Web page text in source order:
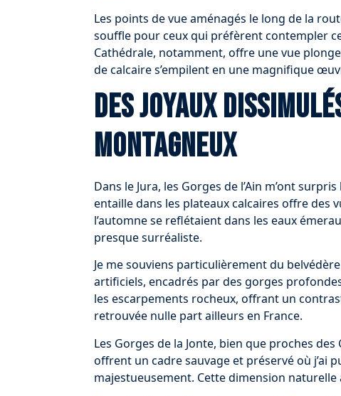
Les points de vue aménagés le long de la
souffle pour ceux qui préfèrent contempler
Cathédrale, notamment, offre une vue
de calcaire s’empilent en une magnifique
Des joyaux
montagneux
Dans le Jura, les Gorges de l’Ain m’ont
entaille dans les plateaux calcaires offre des
l’automne se reflétaient dans les eaux
presque surréaliste.
Je me souviens particulièrement du
artificiels, encadrés par des gorges
les escarpements rocheux, offrant un
retrouvée nulle part ailleurs en France.
Les Gorges de la Jonte, bien que proches
offrent un cadre sauvage et préservé où j’ai
majestueusement. Cette dimension naturelle